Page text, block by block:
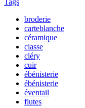
broderie
carteblanche
céramique
classe
cléry
cuir
ébénisterie
ébénisterie
éventail
flutes